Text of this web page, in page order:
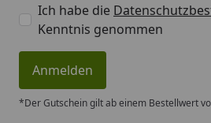
Ich habe die
Kenntnis genommen
Anmelden
*Der Gutschein gilt ab einem Bestellwert